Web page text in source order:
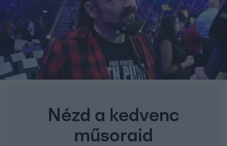
Nézd a kedvenc
műsoraid